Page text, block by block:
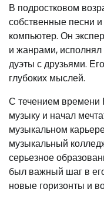
В подростковом
собственные песни
компьютер. Он
и жанрами, исполнял
дуэты с друзьями.
глубоких мыслей.
С течением времени
музыку и начал
музыкальном
музыкальный
серьезное
был важный шаг в
новые горизонты и